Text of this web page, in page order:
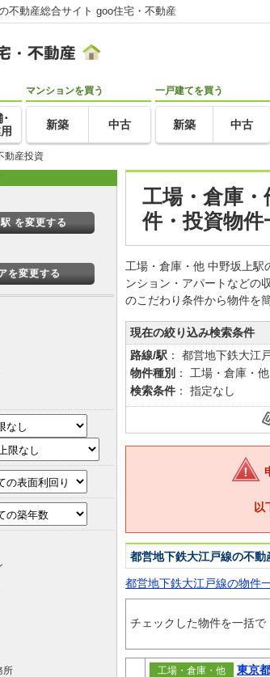
不動産総合サイト goo住宅・不動産
マンションを買う
新築 中古
一戸建てを買う
新築 中古
動産投資
工場・倉庫
件・投資物件
工場・倉庫・他 中野坂上駅
ンション・アパートなどの
のこだわり条件から物件を
現在の絞り込み検索条件
路線/駅 ： 都営地下鉄大江
物件種別 ： 工場・倉庫・他
検索条件 ： 指定なし
以
都営地下鉄大江戸線の不
都営地下鉄大江戸線の物件
チェックした物件を一括で
工場・倉庫・他
東京
を変更する
を変更する
所